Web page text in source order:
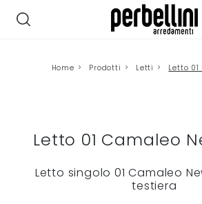
Home > Prodotti > Letti > Letto 01
Letto 01 Camaleo
Letto singolo 01 Camaleo
testiera